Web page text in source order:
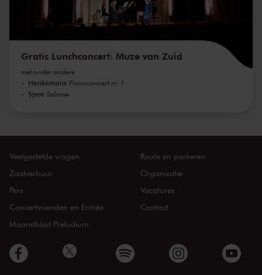
Gratis Lunchconcert: Muze van Zuid
met onder andere
Henkemans Pianoconcert nr. 1
Spee Salome
Veelgestelde vragen
Zaalverhuur
Pers
Concertvrienden en Entrée
Maandblad Preludium
Route en parkeren
Organisatie
Vacatures
Contact